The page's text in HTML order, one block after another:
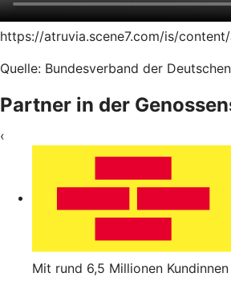
https://atruvia.scene7.com/is/
Quelle: Bundesverband der
Partner in der
‹
Mit rund 6,5 Millionen